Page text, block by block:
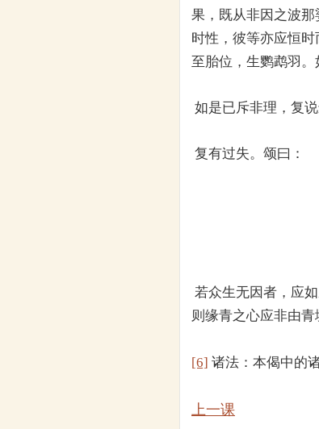
果，既从非因之波
时性，彼等亦应恒
至胎位，生鹦鹉羽。
如是已斥非理，复
复有过失。颂曰：
若众生无因者，应
则缘青之心应非由
[6] 诸法：本偈中的
上一课